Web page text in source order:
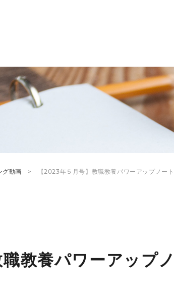
グ動画 【2023年５月号】教職教養パワーアップノー
教養パワーアップ